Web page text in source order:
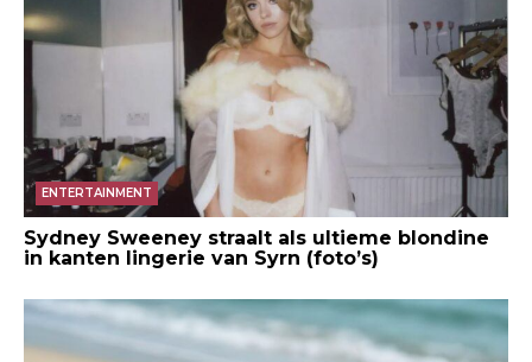
ENTERTAINMENT
Sydney Sweeney straalt als ultieme blondine
in kanten lingerie van Syrn (foto’s)